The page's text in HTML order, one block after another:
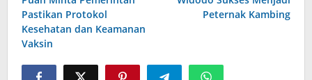
Pastikan Protokol
Kesehatan dan Keamanan
Vaksin
Peternak Kambing